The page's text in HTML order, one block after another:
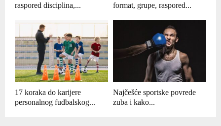
raspored disciplina,...
format, grupe, raspored...
17 koraka do karijere
personalnog fudbalskog...
Najčešće sportske povrede
zuba i kako...